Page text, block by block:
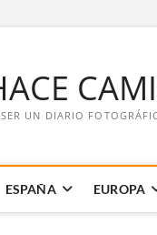
SER UN DIARIO
ESPAÑA EUROPA